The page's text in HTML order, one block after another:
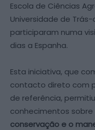
Escola de Ciências
Universidade de
participaram numa
dias a Espanha.
Esta iniciativa, que
contacto direto com
de referência,
conhecimentos sobre
conservação e o